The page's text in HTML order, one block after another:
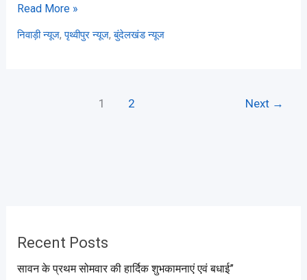
युवक
की
Read More »
निवाड़ी न्यूज,पृथ्वीपुर न्यूज,बुंदेलखंड न्यूज
1 2 Next →
Recent Posts
सावन के प्रथम सोमवार की हार्दिक शुभकामनाएं एवं बधाई”